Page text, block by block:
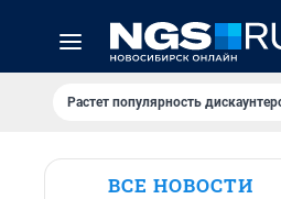
Растет популярность
ВСЕ НОВОСТИ